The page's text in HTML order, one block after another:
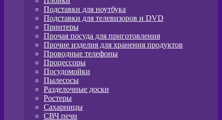
Подставки для ноутбука
Подставки для телевизоров и DVD
Принтеры
Прочая посуда для приготовления
Прочие изделия для хранения продуктов
Проводные телефоны
Процессоры
Посудомойки
Пылесосы
Разделочные доски
Ростеры
Сахарницы
СВЧ печи